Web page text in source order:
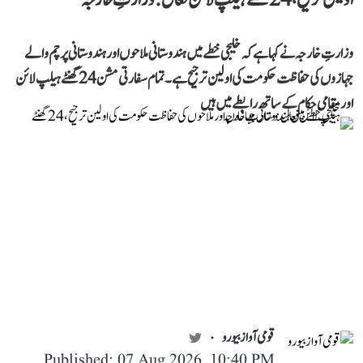
وزارتِ خارجہ نے کہا ہے کہ خلیجی خطے میں ہندوستانی ملاحوں اور ہندوستانی پرچم والے
جہازوں کی حفاظت حکومت کی اولین ترجیح ہے۔ تمام سفارتی مشن 24 گھنٹے ہیلپ لائن
اور مقامی حکام کے ساتھ رابطے میں ہیں
قومی آواز بیورو